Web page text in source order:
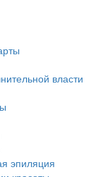
власти
эпиляция